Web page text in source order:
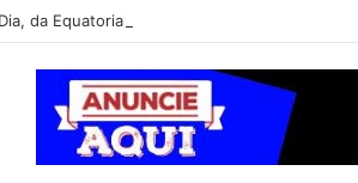
da Equatorial Goiás, chega a Goiânia na